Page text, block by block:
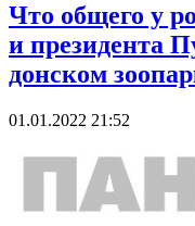
Что общего у
и президента
донском
01.01.2022 21:52